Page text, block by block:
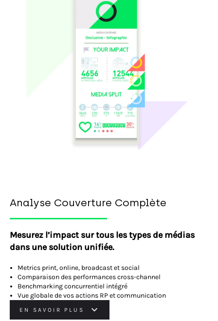
Analyse Couverture Complète
Mesurez l’impact sur tous les types de médias
dans une solution unifiée.
Metrics print, online, broadcast et social
Comparaison des performances cross-channel
Benchmarking concurrentiel intégré
Vue globale de vos actions RP et communication
EN SAVOIR PLUS